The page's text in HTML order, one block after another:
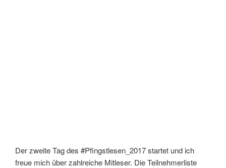
Der zweite Tag des #Pfingstlesen_2017 startet und ich
freue mich über zahlreiche Mitleser. Die Teilnehmerliste